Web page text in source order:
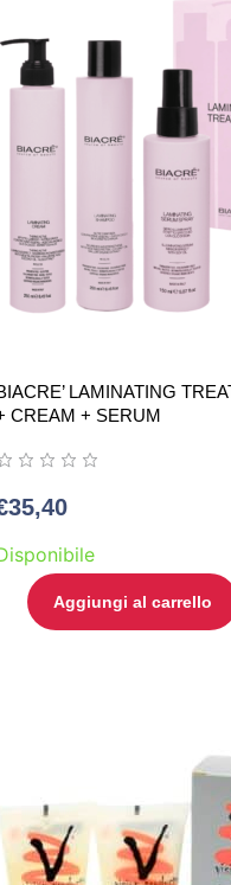
LAMINATING
CREAM + SERUM
35,40
Aggiungi al carrello